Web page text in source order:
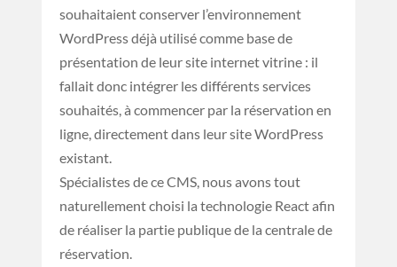
souhaitaient conserver l’environnement
WordPress déjà utilisé comme base de
présentation de leur site internet vitrine : il
fallait donc intégrer les différents services
souhaités, à commencer par la réservation en
ligne, directement dans leur site WordPress
existant.
Spécialistes de ce CMS, nous avons tout
naturellement choisi la technologie React afin
de réaliser la partie publique de la centrale de
réservation.